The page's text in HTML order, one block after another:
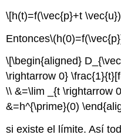
\[h(t)=f(\vec{p}+t
Entonces
\[\begin{aligned}
\rightarrow 0}
\\ &=\lim _{t \rightarrow
&=h^{\prime}(0)
si existe el límite. Así